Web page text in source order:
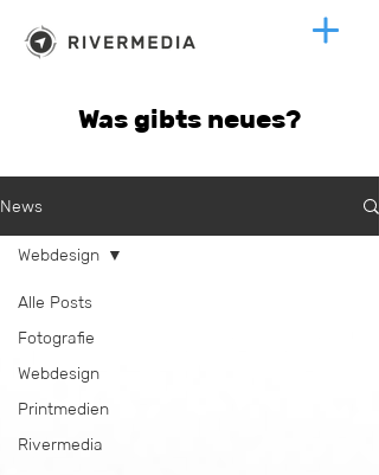
Was gibts neues?
News
Alle Posts
Fotografie
Webdesign
Printmedien
Rivermedia
Webdesign